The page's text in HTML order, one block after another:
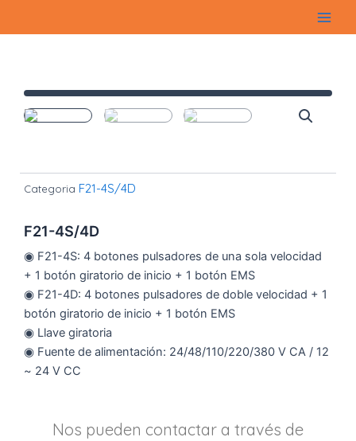
Main
Categoria F21-4S/4D
F21-4S/4D
◉ F21-4S: 4 botones pulsadores de una sola velocidad
+ 1 botón giratorio de inicio + 1 botón EMS
◉ F21-4D: 4 botones pulsadores de doble velocidad + 1
botón giratorio de inicio + 1 botón EMS
◉ Llave giratoria
◉ Fuente de alimentación: 24/48/110/220/380 V CA / 12
~ 24 V CC
Nos pueden contactar a través de